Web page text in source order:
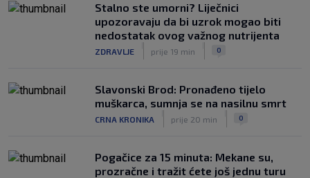
Stalno ste umorni? Liječnici
upozoravaju da bi uzrok mogao biti
nedostatak ovog važnog nutrijenta
ZDRAVLJE prije 19 min 0
Slavonski Brod: Pronađeno tijelo
muškarca, sumnja se na nasilnu smrt
CRNA KRONIKA prije 20 min 0
Pogačice za 15 minuta: Mekane su,
prozračne i tražit ćete još jednu turu